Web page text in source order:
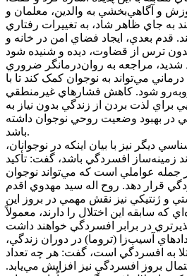
و آگاهي‌بخشي به والدين، معلمان و
به جاي ظاهر شاد، به تغييرات رفتاري
قدم بعدي، ايجاد فضاي امن در خانه و
شديد، مراجعه به روان‌درمانگر ضروري
مي‌تواند به نوجوان کمک کند تا با
شود. کاهش فشارهاي غيرمنطقي
لذت بردن از زندگي بدون نياز به
در بهبود وضعيت روحي نوجوان داشته
باشد.
ديگر نيز با بيان اينکه در نوجوانان،
زمينه‌ساز افسردگي باشد، گفت: تأکيد
جمله عواملي است که مي‌تواند نوجوان
قرار دهد. روح اله سيد مهدوي اقدم
و ژنتيکي نيز نقش مهمي در بروز اين
که سابقه اين اختلال را دارند، معمولاً
آسيب‌زا (تروما) در دوران زندگي،
به افسردگي است، گفت: هر چه تعداد
بروز افسردگي نيز افزايش مي‌يابد.